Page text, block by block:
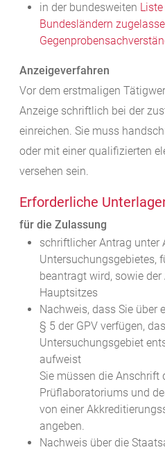
in der bundesweiten
Bundesländern
Anzeigeverfahren
Vor dem erstmaligen
Anzeige schriftlich bei der
einreichen. Sie muss
oder mit einer qualifizierten
versehen sein.
Erforderliche
für die Zulassung
schriftlicher Antrag unter
Untersuchungsgebietes,
beantragt wird, sowie
Hauptsitzes
Nachweis, dass Sie über
§ 5 der GPV verfügen,
Untersuchungsgebiet
aufweist
Sie müssen die Anschrift
Prüflaboratoriums und
von einer
angeben.
Nachweis über die